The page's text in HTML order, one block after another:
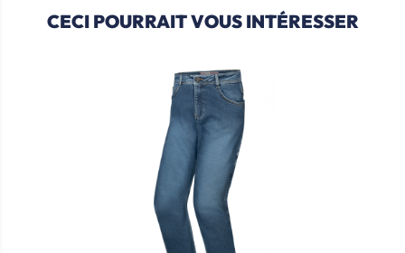
CECI POURRAIT VOUS INTÉRESSER